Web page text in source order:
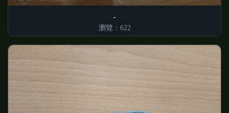
瀏覽：622